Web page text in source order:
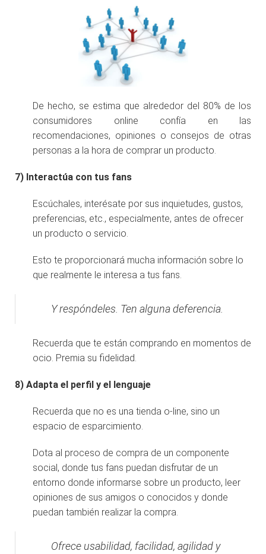
De hecho, se estima que alrededor del 80% de los
consumidores online confía en las
recomendaciones, opiniones o consejos de otras
personas a la hora de comprar un producto.
7) Interactúa con tus fans
Escúchales, interésate por sus inquietudes, gustos,
preferencias, etc., especialmente, antes de ofrecer
un producto o servicio.
Esto te proporcionará mucha información sobre lo
que realmente le interesa a tus fans.
Y respóndeles. Ten alguna deferencia.
Recuerda que te están comprando en momentos de
ocio. Premia su fidelidad.
8) Adapta el perfil y el lenguaje
Recuerda que no es una tienda o-line, sino un
espacio de esparcimiento.
Dota al proceso de compra de un componente
social, donde tus fans puedan disfrutar de un
entorno donde informarse sobre un producto, leer
opiniones de sus amigos o conocidos y donde
puedan también realizar la compra.
Ofrece usabilidad, facilidad, agilidad y